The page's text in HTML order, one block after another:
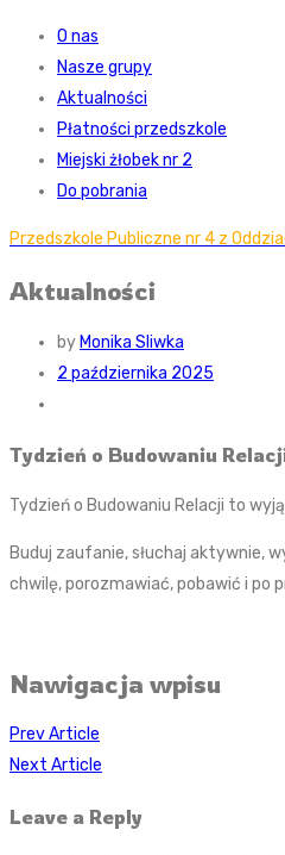
O nas
Nasze grupy
Aktualności
Płatności przedszkole
Miejski żłobek nr 2
Do pobrania
Przedszkole Publiczne nr 4 z
Aktualności
by Monika Sliwka
2 października 2025
Tydzień o Budowaniu
Tydzień o Budowaniu Relacji to
Buduj zaufanie, słuchaj aktywnie,
chwilę, porozmawiać, pobawić i po
Nawigacja wpisu
Prev Article
Next Article
Leave a Reply